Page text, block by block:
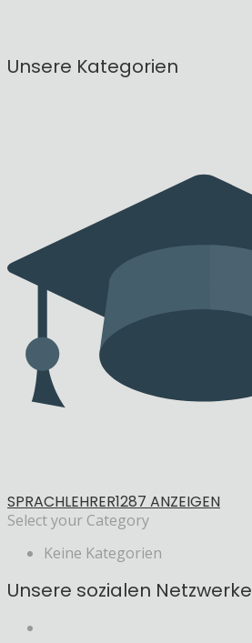
Unsere Kategorien
SPRACHLEHRER1287 ANZEIGEN
Select your Category
Keine Kategorien
Unsere sozialen Netzwerke